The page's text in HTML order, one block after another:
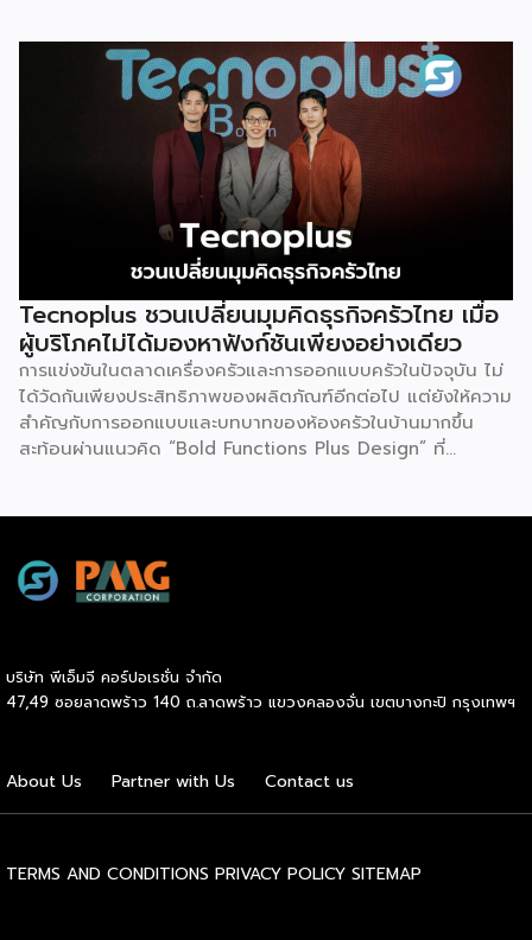
ค้าใหม่ สร้างความได้เปรียบในการแข่งขัน Cross Border E-
Commerce เปิดตลาดจีน ติดอาวุธ SMEs ไทย สู่ผู้บริโภค
ออนไลน์ ครบทั้งความรู้ เทรนด์ และโอกาสใหม่สำหรับเจ้าของ
ธุรกิจ ผู้ประกอบการ และผู้ที่กำลังวางแผนขยายตลาด
สิงหาคม 2569 | 10.00 – 12.15 น.
Franchise […]
Tecnoplus ชวนเปลี่ยนมุมคิดธุรกิจครัวไทย เมื่อ
ผู้บริโภคไม่ได้มองหาฟังก์ชันเพียงอย่างเดียว
การแข่งขันในตลาดเครื่องครัวและการออกแบบครัวในปัจจุบัน ไม่
ได้วัดกันเพียงประสิทธิภาพของผลิตภัณฑ์อีกต่อไป แต่ยังให้ความ
สำคัญกับการออกแบบและบทบาทของห้องครัวในบ้านมากขึ้น
สะท้อนผ่านแนวคิด “Bold Functions Plus Design” ที่
บริษัท เดอะ ซิกเนเจอร์ แบรนด์ จำกัด กล่าวว่า ตลอดระยะเวลา
กว่า 20 ปี Tecnoplus ทำตลาดเครื่องครัวในประเทศไทย และ
ห้องครัวในฐานะพื้นที่ศูนย์กลางของการใช้ชีวิต ด้วยเหตุนี้
Tecnoplus จึงนำเสนอแนวคิด “ครัวแบบไหนก็สวยได้” พร้อม
ประสิทธิภาพในการใช้งานและความสวยงามไม่จำเป็นต้องเป็นสิ่งที่
ผู้บริโภคต้องเลือกอย่างใดอย่างหนึ่ง […]
บริษัท พีเอ็มจี คอร์ปอเรชั่น จำกัด
47,49 ซอยลาดพร้าว 140 ถ.ลาดพร้าว แขวงคลองจั่น เขตบางกะปิ กรุงเทพฯ
About Us Partner with Us Contact us
TERMS AND CONDITIONS PRIVACY POLICY SITEMAP